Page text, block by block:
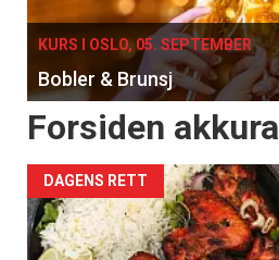
KURS I OSLO, 05. SEPTEMBER
Bobler & Brunsj
Forsiden
DAGENS RETT